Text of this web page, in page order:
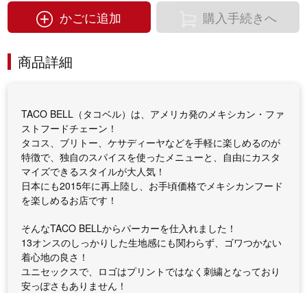
かごに追加 購入手続きへ
商品詳細
TACO BELL（タコベル）は、アメリカ発のメキシカン・ファ
ストフードチェーン！
タコス、ブリトー、ケサディーヤなどを手軽に楽しめるのが
特徴で、独自のスパイスを使ったメニューと、自由にカスタ
マイズできるスタイルが大人気！
日本にも2015年に再上陸し、お手頃価格でメキシカンフード
を楽しめるお店です！
そんなTACO BELLからパーカーを仕入れました！
13オンスのしっかりした生地感にも関わらず、ゴワつかない
着心地の良さ！
ユニセックスで、ロゴはプリントではなく刺繍となっており
安っぽさもありません！